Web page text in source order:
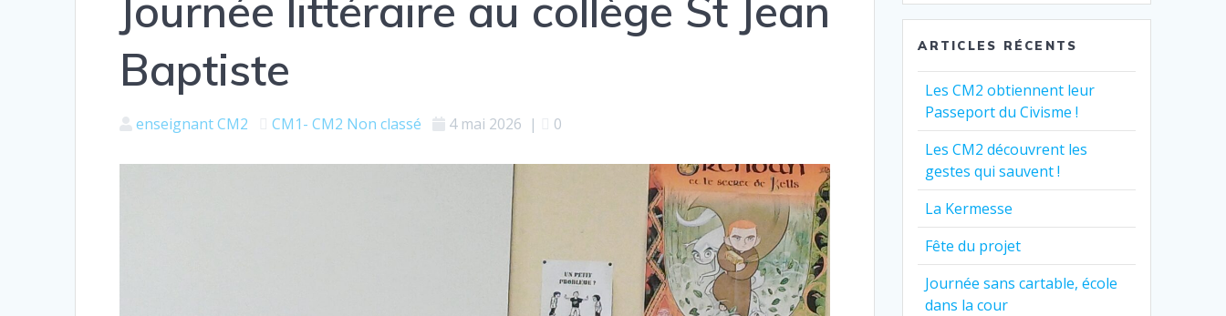
Baptiste
enseignant CM2 CM1- CM2 Non classé 4 mai 2026 | 0
:
ARTICLES RÉCENTS
Les CM2 obtiennent leur
Passeport du Civisme !
Les CM2 découvrent les
gestes qui sauvent !
La Kermesse
Fête du projet
Journée sans cartable, école
dans la cour